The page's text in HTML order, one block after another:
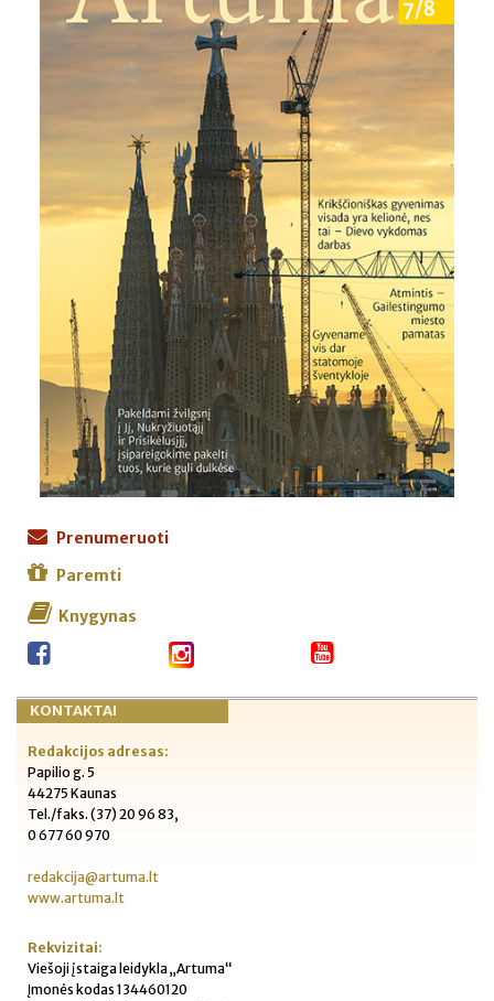
Prenumeruoti
Paremti
Knygynas
KONTAKTAI
Redakcijos adresas:
Papilio g. 5
44275 Kaunas
Tel./faks. (37) 20 96 83,
0 677 60 970
redakcija@artuma.lt
www.artuma.lt
Rekvizitai:
Viešoji įstaiga leidykla „Artuma“
Įmonės kodas 134460120